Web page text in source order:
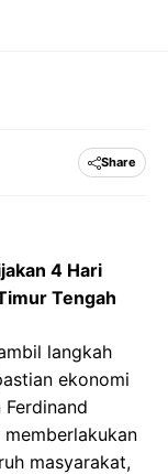
Share
4 Hari
Tengah
langkah
ekonomi
masyarakat,